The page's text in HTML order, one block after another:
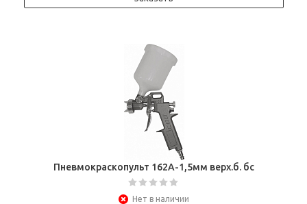
Пневмокраскопульт 162А-1,5мм верх.б. бс
Нет в наличии